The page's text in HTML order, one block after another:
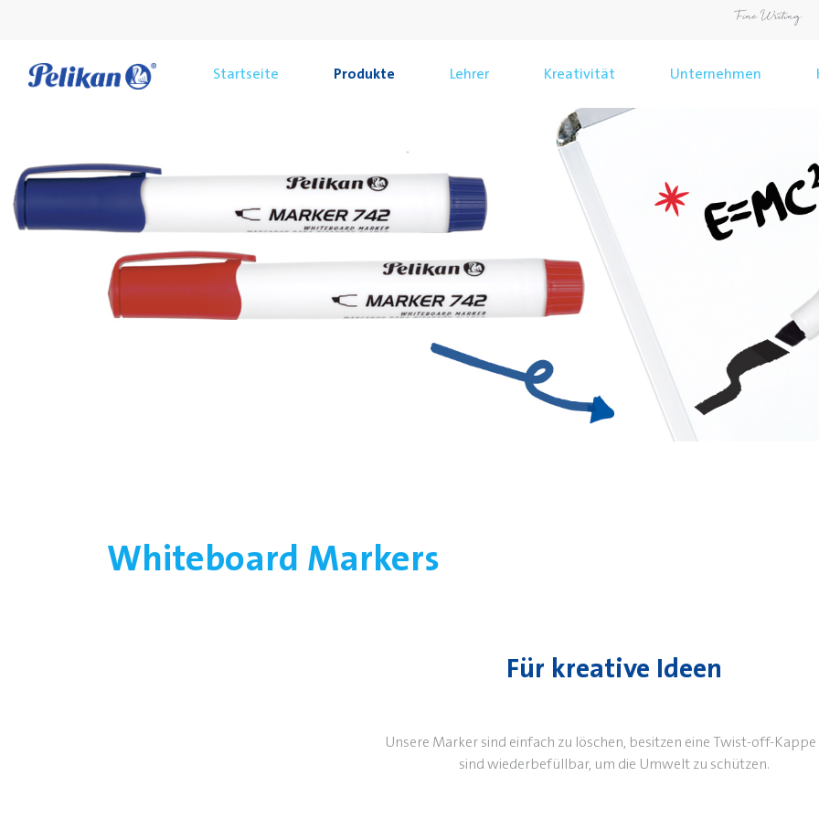
Startseite Produkte Lehrer Kreativität Unternehmen
Whiteboard Markers
Für kreative Ideen
Unsere Marker sind einfach zu löschen, besitzen eine Twist-off-Kappe
sind wiederbefüllbar, um die Umwelt zu schützen.